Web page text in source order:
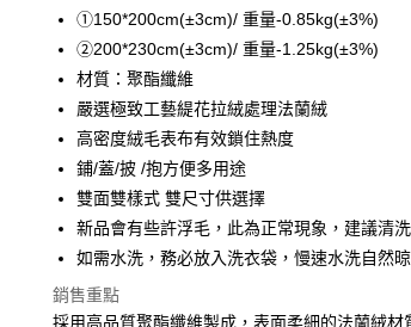
街口支付
悠遊付
全盈+PAY
ATM付款
運送方式
全家取貨付款
每筆NT$60，滿NT$599(含以上)免運費
①150*200cm(±3cm)/ 重量-0.85kg(±3%)
②200*230cm(±3cm)/ 重量-1.25kg(±3%)
材質：聚酯纖維
嚴選極致工藝緹花拉絨處理法蘭絨
高密度絨毛表布有效鎖住熱度
鋪/蓋/披 /抱方便多用途
雙面雙樣式 雙尺寸供選擇
新品會有些許浮毛，此為正常現象，建議清
如需水洗，務必放入洗衣袋，慢速水洗自然
銷售重點
採用高品質聚酯纖維製成，表面柔細的法蘭絨材